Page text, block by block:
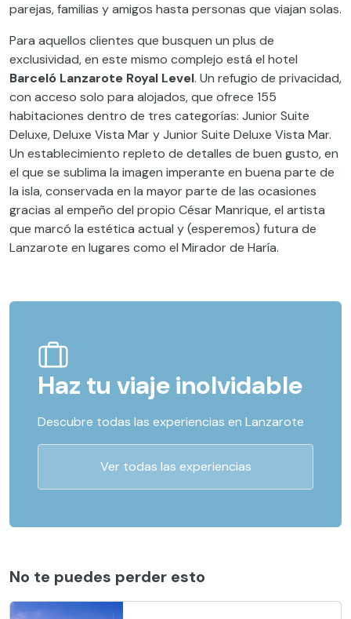
parejas, familias y amigos hasta personas que viajan solas.
Para aquellos clientes que busquen un plus de
exclusividad, en este mismo complejo está el hotel
Barceló Lanzarote Royal Level. Un refugio de privacidad,
con acceso solo para alojados, que ofrece 155
habitaciones dentro de tres categorías: Junior Suite
Deluxe, Deluxe Vista Mar y Junior Suite Deluxe Vista Mar.
Un establecimiento repleto de detalles de buen gusto, en
el que se sublima la imagen imperante en buena parte de
la isla, conservada en la mayor parte de las ocasiones
gracias al empeño del propio César Manrique, el artista
que marcó la estética actual y (esperemos) futura de
Lanzarote en lugares como el Mirador de Haría.
Haz tu viaje inolvidable
Descubre todas las experiencias en Lanzarote
Ver todas las experiencias
No te puedes perder esto